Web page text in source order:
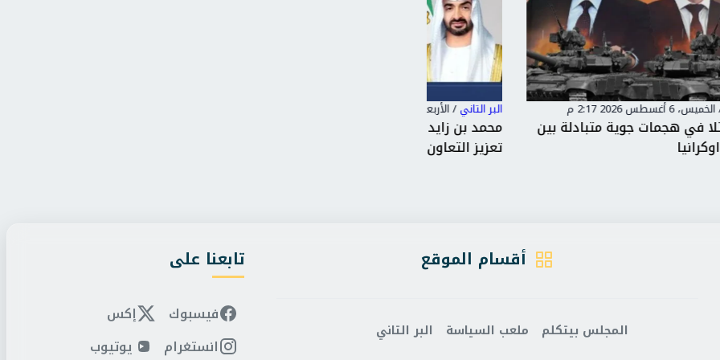
البر التاني /الأربعاء، 5 أغسطس 2026 11:47 م
محمد بن زايد ورئيس وزراء كندا.. يبحثان
أقسام الموقع
المجلس بيتكلم
ملعب السياسة
البر التاني
تابعنا على
فيسبوك
إكس
انستغرام
يوتيوب